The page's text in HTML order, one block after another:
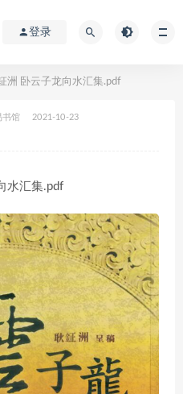
登录
洲 卧云子龙向水汇集.pdf
书馆 2021-10-23
水汇集.pdf